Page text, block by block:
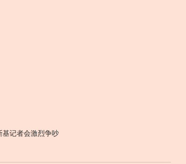
基记者会激烈争吵